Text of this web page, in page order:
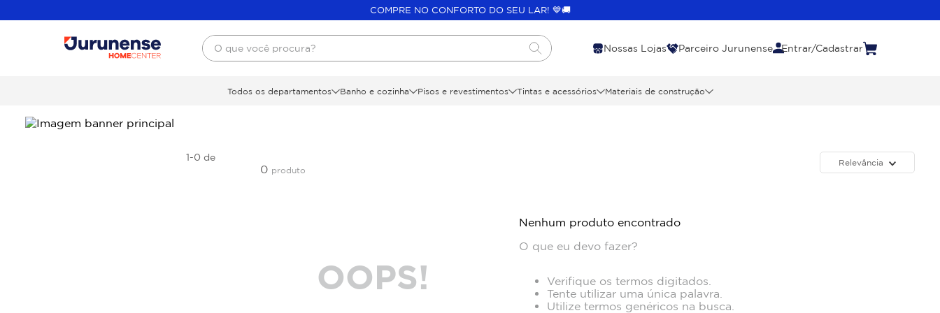
COMPRE NO CONFORTO DO SEU LAR! 💙🚚
O que você procura?
Nossas Lojas Parceiro Jurunense Entrar/Cadastrar
Todos os departamentos Banho e cozinha Pisos e revestimentos Tintas e acessórios Materiais de construção
1-0 de
0 produto
Relevância
OOPS!
Nenhum produto encontrado
O que eu devo fazer?
Verifique os termos digitados.
Tente utilizar uma única palavra.
Utilize termos genéricos na busca.